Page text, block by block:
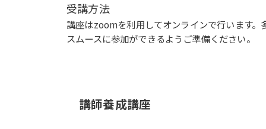
受講方法
講座はzoomを利用してオンラインで行います。
スムースに参加ができるようご準備ください。
講師養成講座